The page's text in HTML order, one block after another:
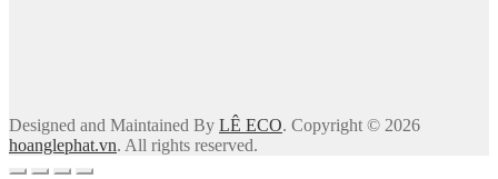
Designed and Maintained By LÊ ECO. Copyright © 2026
hoanglephat.vn. All rights reserved.